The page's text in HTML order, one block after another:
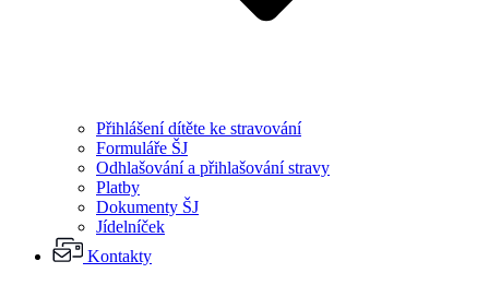
Přihlášení dítěte ke stravování
Formuláře ŠJ
Odhlašování a přihlašování stravy
Platby
Dokumenty ŠJ
Jídelníček
Kontakty